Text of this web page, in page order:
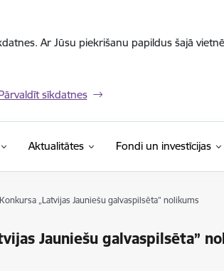
Ar Jūsu piekrišanu papildus šajā
sīkdatnes
Aktualitātes Fondi un investīcijas
Konkursa „Latvijas Jauniešu galvaspilsēta” nolikums
Jauniešu galvaspilsēta”